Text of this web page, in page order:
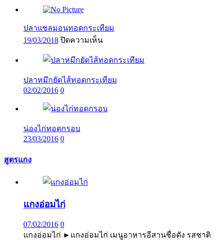
ปลาแซลมอนทอดกระเทียม
19/03/2018 ปิดความเห็นบน
แซลมอน
ทอด
ปลาหมึกยัดไส้ทอดกระเทียม
02/02/2016 0
น่องไก่ทอดกรอบ
23/03/2016 0
สูตรแกง
แกงอ่อมไก่
07/02/2016 0
แกงอ่อมไก่ ►แกงอ่อมไก่ เมนูอาหารอีสานชื่อดัง รสชาติ